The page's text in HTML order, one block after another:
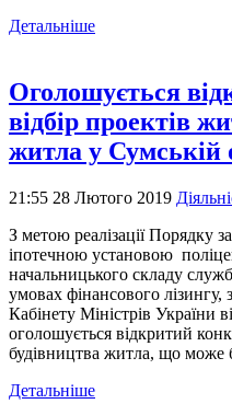
Детальніше
Оголошується
відбір проектів
житла у Сумській
21:55 28 Лютого 2019
З метою реалізації Порядку
іпотечною установою
начальницького складу
умовах фінансового
Кабінету Міністрів України
оголошується відкритий
будівництва житла, що може
Детальніше